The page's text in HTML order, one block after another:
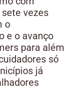
vezes
o
e o avanço
para além
só
já